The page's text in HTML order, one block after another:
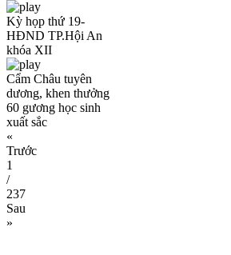
Kỳ họp thứ 19-
HĐND TP.Hội An
khóa XII
Cẩm Châu tuyên
dương, khen thưởng
60 gương học sinh
xuất sắc
«
Trước
1
/
237
Sau
»